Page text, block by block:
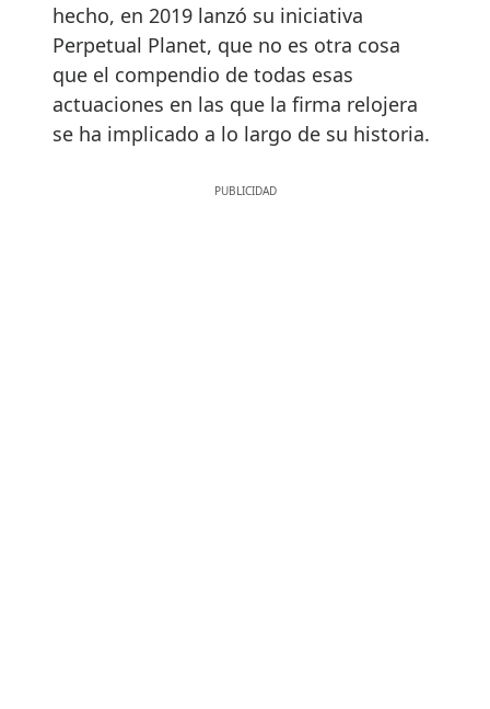
hecho, en 2019 lanzó su iniciativa
Perpetual Planet, que no es otra cosa
que el compendio de todas esas
actuaciones en las que la firma relojera
se ha implicado a lo largo de su historia.